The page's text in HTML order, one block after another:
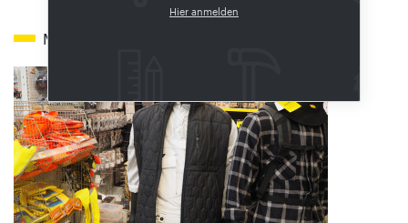
Hier anmelden
Mehr zum Thema